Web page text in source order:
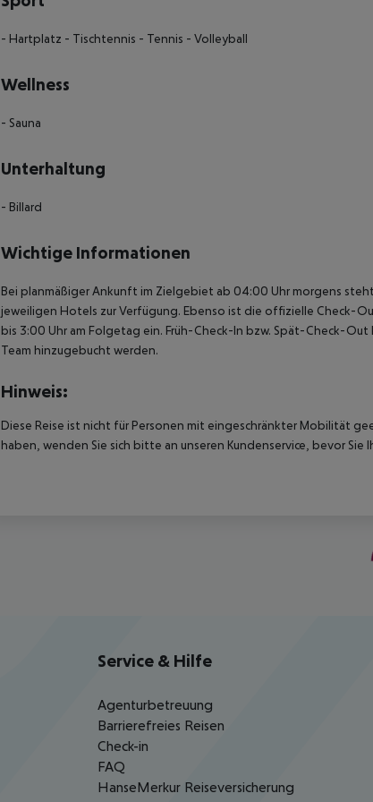
- Hartplatz - Tischtennis - Tennis - Volleyball
Wellness
- Sauna
Unterhaltung
- Billard
Wichtige Informationen
Bei planmäßiger Ankunft im Zielgebiet ab 04:00 Uhr morgens
jeweiligen Hotels zur Verfügung. Ebenso ist die offizielle Check-
bis 3:00 Uhr am Folgetag ein. Früh-Check-In bzw. Spät-Check-
Team hinzugebucht werden.
Hinweis:
Diese Reise ist nicht für Personen mit eingeschränkter Mobilität
haben, wenden Sie sich bitte an unseren Kundenservice, bevor Sie
Service & Hilfe
Agenturbetreuung
Barrierefreies Reisen
Check-in
FAQ
HanseMerkur Reiseversicherung